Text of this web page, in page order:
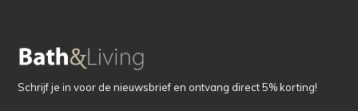
Schrijf je in voor de nieuwsbrief en ontvang direct 5% korting!